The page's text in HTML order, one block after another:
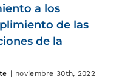
a los
de las
de la
| noviembre 30th, 2022